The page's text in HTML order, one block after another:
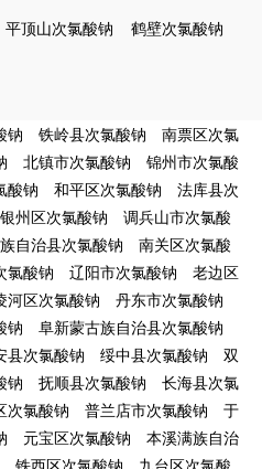
平顶山次氯酸钠
鹤壁次氯酸钠
钠 铁岭县次氯酸钠
南票区次氯
北镇市次氯酸钠
锦州市次氯酸
酸钠 和平区次氯酸钠
法库县次
银州区次氯酸钠
调兵山市次氯酸
自治县次氯酸钠
南关区次氯酸
氯酸钠 辽阳市次氯酸钠
老边区
河区次氯酸钠
丹东市次氯酸钠
钠
阜新蒙古族自治县次氯酸钠
县次氯酸钠 绥中县次氯酸钠
双
钠 抚顺县次氯酸钠
长海县次氯
次氯酸钠 普兰店市次氯酸钠
于
元宝区次氯酸钠
本溪满族自治
铁西区次氯酸钠 九台区次氯酸